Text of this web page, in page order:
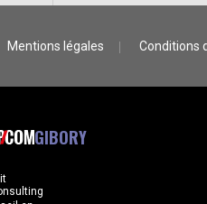
Mentions légales Conditions
GIBORY